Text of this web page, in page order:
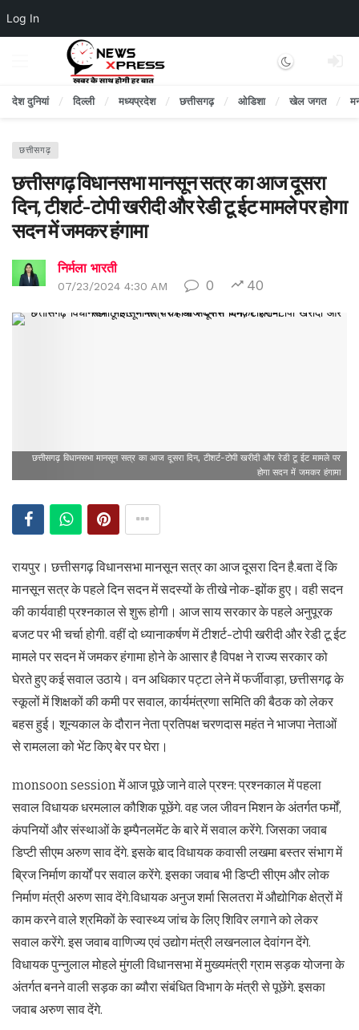
Log In
Dark mode
देश दुनियां दिल्ली मध्यप्रदेश छत्तीसगढ़ ओडिशा खेल जगत
छत्तीसगढ़
छत्तीसगढ़ विधानसभा मानसून सत्र का आज दूसरा
दिन, टीशर्ट-टोपी खरीदी और रेडी टू ईट मामले पर होगा
सदन में जमकर हंगामा
निर्मला भारती
07/23/2024 4:30 AM 0 40
छत्तीसगढ़ विधानसभा मानसून सत्र का आज दूसरा दिन, टीशर्ट-टोपी खरीदी और रेडी टू ईट मामले पर
होगा सदन में जमकर हंगामा
रायपुर। छत्तीसगढ़ विधानसभा मानसून सत्र का आज दूसरा दिन है.बता दें कि
मानसून सत्र के पहले दिन सदन में सदस्यों के तीखे नोक-झोंक हुए। वही सदन
की कार्यवाही प्रश्नकाल से शुरू होगी। आज साय सरकार के पहले अनुपूरक
बजट पर भी चर्चा होगी. वहीं दो ध्यानाकर्षण में टीशर्ट-टोपी खरीदी और रेडी टू ईट
मामले पर सदन में जमकर हंगामा होने के आसार है विपक्ष ने राज्य सरकार को
घेरते हुए कई सवाल उठाये। वन अधिकार पट्टा लेने में फर्जीवाड़ा, छत्तीसगढ़ के
स्कूलों में शिक्षकों की कमी पर सवाल, कार्यमंत्रणा समिति की बैठक को लेकर
बहस हुई। शून्यकाल के दौरान नेता प्रतिपक्ष चरणदास महंत ने भाजपा नेताओं
से रामलला को भेंट किए बेर पर घेरा।
monsoon session में आज पूछे जाने वाले प्रश्न: प्रश्नकाल में पहला
सवाल विधायक धरमलाल कौशिक पूछेंगे. वह जल जीवन मिशन के अंतर्गत फर्मों,
कंपनियों और संस्थाओं के इम्पैनलमेंट के बारे में सवाल करेंगे. जिसका जवाब
डिप्टी सीएम अरुण साव देंगे. इसके बाद विधायक कवासी लखमा बस्तर संभाग में
ब्रिज निर्माण कार्यों पर सवाल करेंगे. इसका जवाब भी डिप्टी सीएम और लोक
निर्माण मंत्री अरुण साव देंगे.विधायक अनुज शर्मा सिलतरा में औद्योगिक क्षेत्रों में
काम करने वाले श्रमिकों के स्वास्थ्य जांच के लिए शिविर लगाने को लेकर
सवाल करेंगे. इस जवाब वाणिज्य एवं उद्योग मंत्री लखनलाल देवांगन देंगे.
विधायक पुन्नुलाल मोहले मुंगली विधानसभा में मुख्यमंत्री ग्राम सड़क योजना के
अंतर्गत बनने वाली सड़क का ब्यौरा संबंधित विभाग के मंत्री से पूछेंगे. इसका
जवाब अरुण साव देंगे.